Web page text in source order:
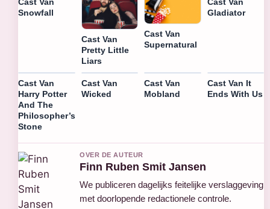
Snowfall
Cast Van
Pretty Little
Liars
Cast Van
Supernatural
Gladiator
Cast Van
Harry Potter
And The
Philosopher’s
Stone
Cast Van
Wicked
Cast Van
Mobland
Cast Van It
Ends With Us
OVER DE AUTEUR
Finn Ruben Smit Jansen
We publiceren dagelijks feitelijke verslaggeving
met doorlopende redactionele controle.